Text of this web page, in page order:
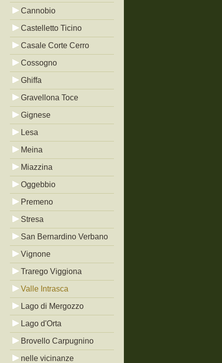
Cannobio
Castelletto Ticino
Casale Corte Cerro
Cossogno
Ghiffa
Gravellona Toce
Gignese
Lesa
Meina
Miazzina
Oggebbio
Premeno
Stresa
San Bernardino Verbano
Vignone
Trarego Viggiona
Valle Intrasca
Lago di Mergozzo
Lago d'Orta
Brovello Carpugnino
nelle vicinanze